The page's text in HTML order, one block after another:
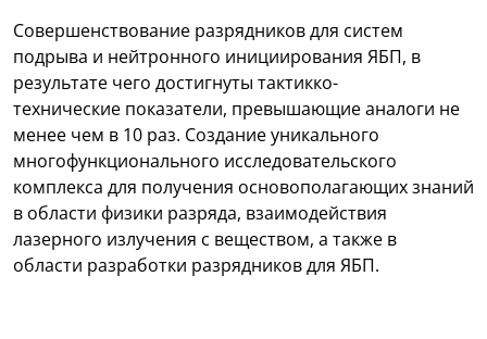
Совершенствование разрядников для систем
подрыва и нейтронного инициирования ЯБП, в
результате чего достигнуты тактикко-
технические показатели, превышающие аналоги не
менее чем в 10 раз. Создание уникального
многофункционального исследовательского
комплекса для получения основополагающих знаний
в области физики разряда, взаимодействия
лазерного излучения с веществом, а также в
области разработки разрядников для ЯБП.